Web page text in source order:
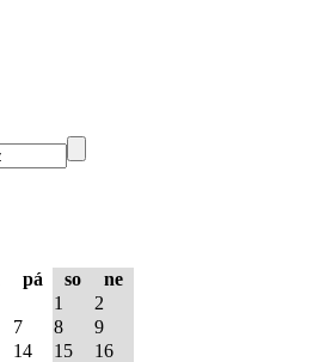
pá so
ne
1
2
7 8
9
14 15
16